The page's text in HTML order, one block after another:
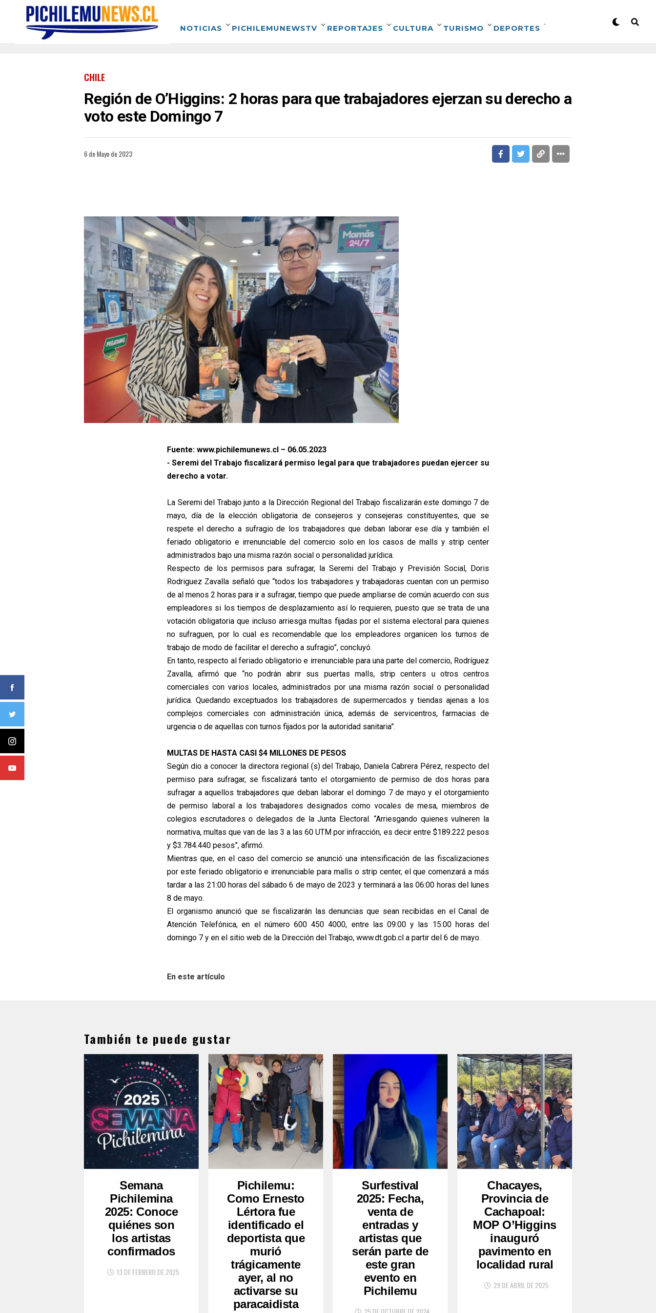
NOTICIAS PICHILEMUNEWSTV REPORTAJES CULTURA TURISMO DEPORTES
CHILE
Región de O’Higgins: 2 horas para que trabajadores ejerzan su derecho a
voto este Domingo 7
6 de Mayo de 2023
Fuente: www.pichilemunews.cl – 06.05.2023
- Seremi del Trabajo fiscalizará permiso legal para que trabajadores puedan ejercer su
derecho a votar.
La Seremi del Trabajo junto a la Dirección Regional del Trabajo fiscalizarán este domingo 7 de
mayo, día de la elección obligatoria de consejeros y consejeras constituyentes, que se
respete el derecho a sufragio de los trabajadores que deban laborar ese día y también el
feriado obligatorio e irrenunciable del comercio solo en los casos de malls y strip center
administrados bajo una misma razón social o personalidad jurídica.
Respecto de los permisos para sufragar, la Seremi del Trabajo y Previsión Social, Doris
Rodriguez Zavalla señaló que “todos los trabajadores y trabajadoras cuentan con un permiso
de al menos 2 horas para ir a sufragar, tiempo que puede ampliarse de común acuerdo con sus
empleadores si los tiempos de desplazamiento así lo requieren, puesto que se trata de una
votación obligatoria que incluso arriesga multas fijadas por el sistema electoral para quienes
no sufraguen, por lo cual es recomendable que los empleadores organicen los turnos de
trabajo de modo de facilitar el derecho a sufragio”, concluyó.
En tanto, respecto al feriado obligatorio e irrenunciable para una parte del comercio, Rodríguez
Zavalla, afirmó que “no podrán abrir sus puertas malls, strip centers u otros centros
comerciales con varios locales, administrados por una misma razón social o personalidad
jurídica. Quedando exceptuados los trabajadores de supermercados y tiendas ajenas a los
complejos comerciales con administración única, además de servicentros, farmacias de
urgencia o de aquellas con turnos fijados por la autoridad sanitaria”.
MULTAS DE HASTA CASI $4 MILLONES DE PESOS
Según dio a conocer la directora regional (s) del Trabajo, Daniela Cabrera Pérez, respecto del
permiso para sufragar, se fiscalizará tanto el otorgamiento de permiso de dos horas para
sufragar a aquellos trabajadores que deban laborar el domingo 7 de mayo y el otorgamiento
de permiso laboral a los trabajadores designados como vocales de mesa, miembros de
colegios escrutadores o delegados de la Junta Electoral. “Arriesgando quienes vulneren la
normativa, multas que van de las 3 a las 60 UTM por infracción, es decir entre $189.222 pesos
y $3.784.440 pesos”, afirmó.
Mientras que, en el caso del comercio se anunció una intensificación de las fiscalizaciones
por este feriado obligatorio e irrenunciable para malls o strip center, el que comenzará a más
tardar a las 21:00 horas del sábado 6 de mayo de 2023 y terminará a las 06:00 horas del lunes
8 de mayo.
El organismo anunció que se fiscalizarán las denuncias que sean recibidas en el Canal de
Atención Telefónica, en el número 600 450 4000, entre las 09:00 y las 15:00 horas del
domingo 7 y en el sitio web de la Dirección del Trabajo, www.dt.gob.cl a partir del 6 de mayo.
En este artículo
También te puede gustar
Semana
Pichilemina
2025: Conoce
quiénes son
los artistas
confirmados
13 DE FEBRERO DE 2025
Pichilemu:
Como Ernesto
Lértora fue
identificado el
deportista que
murió
trágicamente
ayer, al no
activarse su
paracaidista
Surfestival
2025: Fecha,
venta de
entradas y
artistas que
serán parte de
este gran
evento en
Pichilemu
Chacayes,
Provincia de
Cachapoal:
MOP O’Higgins
inauguró
pavimento en
localidad rural
29 DE ABRIL DE 2025